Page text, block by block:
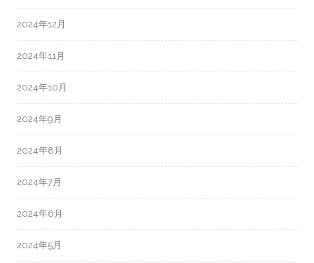
2024年12月
2024年11月
2024年10月
2024年9月
2024年8月
2024年7月
2024年6月
2024年5月